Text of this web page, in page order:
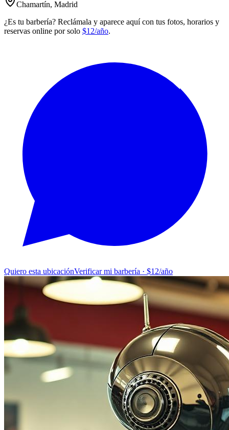
Chamartín, Madrid
¿Es tu barbería? Reclámala y aparece aquí con tus fotos, horarios y
reservas online por solo $12/año.
Quiero esta ubicaciónVerificar mi barbería · $12/año